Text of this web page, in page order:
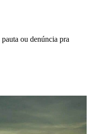
ou denúncia pra